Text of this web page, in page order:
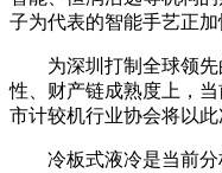
子为代表的智能手艺正
为深圳打制全球领先的
性、财产链成熟度上，
市计较机行业协会将以
冷板式液冷是当前分析